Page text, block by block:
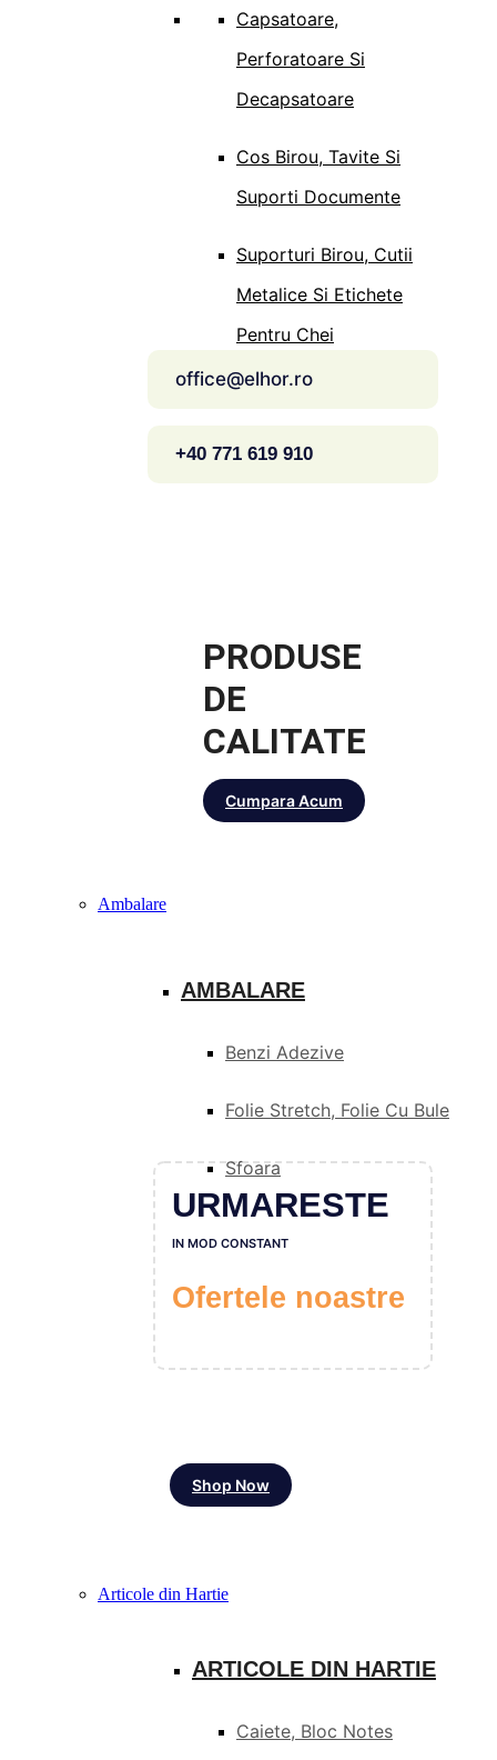
Capsatoare,
Perforatoare Si
Decapsatoare
Cos Birou, Tavite Si
Suporti Documente
Suporturi Birou, Cutii
Metalice Si Etichete
Pentru Chei
office@elhor.ro
+40 771 619 910
PRODUSE
DE
CALITATE
Cumpara Acum
Ambalare
AMBALARE
Benzi Adezive
Folie Stretch, Folie Cu Bule
Sfoara
URMARESTE
IN MOD CONSTANT
Ofertele noastre
Shop Now
Articole din Hartie
ARTICOLE DIN HARTIE
Caiete, Bloc Notes